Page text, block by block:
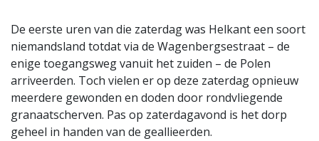
De eerste uren van die zaterdag was Helkant een soort
niemandsland totdat via de Wagenbergsestraat – de
enige toegangsweg vanuit het zuiden – de Polen
arriveerden. Toch vielen er op deze zaterdag opnieuw
meerdere gewonden en doden door rondvliegende
granaatscherven. Pas op zaterdagavond is het dorp
geheel in handen van de geallieerden.